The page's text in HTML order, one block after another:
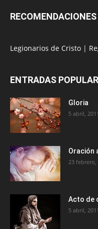
Legionarios de Cristo |
ENTRADAS
Gloria
5 abril, 2011
Oración
23 febrero,
Acto de
5 abril, 2011